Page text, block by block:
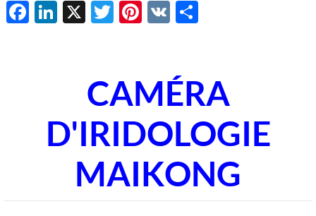
Facebook
LinkedIn
X Twitter
Pinterest
VK
CAMÉRA
D'IRIDOLOGIE
MAIKONG